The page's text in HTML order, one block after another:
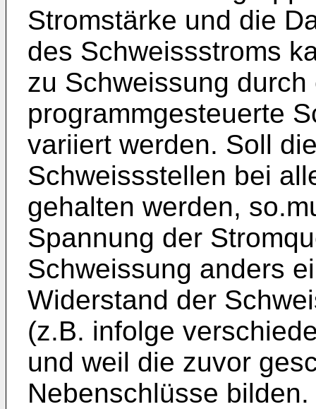
Stromstärke und die
des Schweissstroms
zu Schweissung
programmgesteuerte
variiert werden. Soll
Schweissstellen bei
gehalten werden,
Spannung der
Schweissung anders
Widerstand der
(z.B. infolge
und weil die zuvor
Nebenschlüsse bilden.